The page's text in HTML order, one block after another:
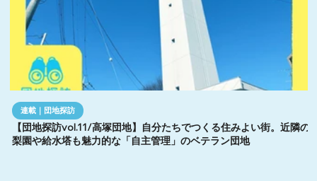
【団地探訪vol.11/高塚団地】自分たちでつくる住みよい街。近隣の
梨園や給水塔も魅力的な「自主管理」のベテラン団地
連載｜団地探訪